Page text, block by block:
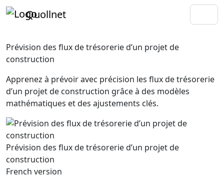
Quollnet
Prévision des flux de trésorerie d’un projet de
construction
Apprenez à prévoir avec précision les flux de trésorerie
d’un projet de construction grâce à des modèles
mathématiques et des ajustements clés.
Prévision des flux de trésorerie d’un projet de
construction
French version